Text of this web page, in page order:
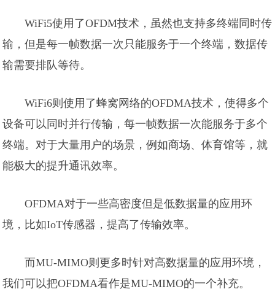
WiFi5使用了OFDM技术，虽然也支持多终端同时传
输，但是每一帧数据一次只能服务于一个终端，数据传
输需要排队等待。
WiFi6则使用了蜂窝网络的OFDMA技术，使得多个
设备可以同时并行传输，每一帧数据一次能服务于多个
终端。对于大量用户的场景，例如商场、体育馆等，就
能极大的提升通讯效率。
OFDMA对于一些高密度但是低数据量的应用环
境，比如IoT传感器，提高了传输效率。
而MU-MIMO则更多时针对高数据量的应用环境，
我们可以把OFDMA看作是MU-MIMO的一个补充。